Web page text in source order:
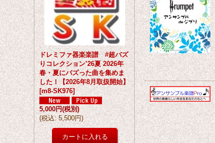
ドレミファ器楽楽譜 #超バズ
りコレクション’26夏 2026年
春・夏にバズった曲を集めま
した！【2026年8月取扱開始】
[m8-SK976]
5,000円(税別)
(税込: 5,500円)